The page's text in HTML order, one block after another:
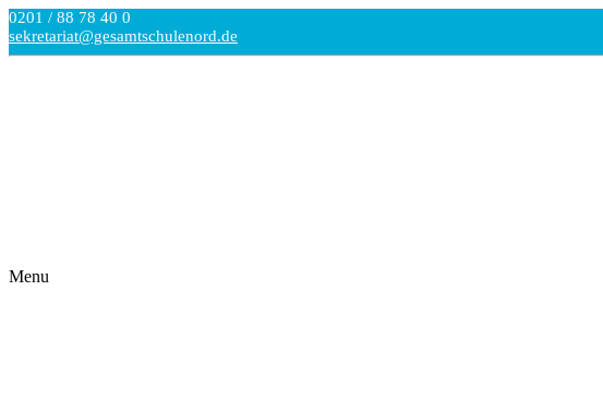
0201 / 88 78 40 0
sekretariat@gesamtschulenord.de
Menu